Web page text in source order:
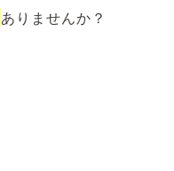
ありませんか？